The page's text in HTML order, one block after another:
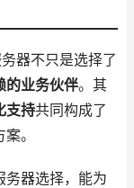
器不只是选择了
的业务伙伴。其
支持共同构成了
。
务器选择，能为